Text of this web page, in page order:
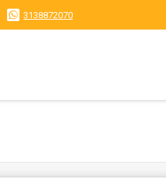
3138872070